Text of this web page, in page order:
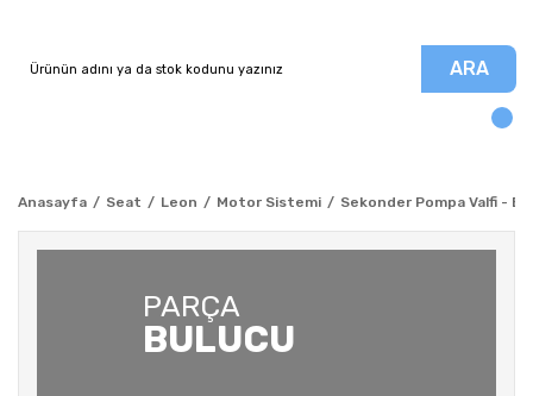
ARA
Anasayfa Seat Leon Motor Sistemi Sekonder Pompa Valfi -
PARÇA
BULUCU